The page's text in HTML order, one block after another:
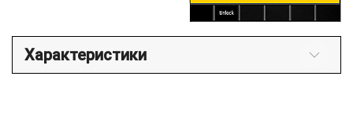
Характеристики